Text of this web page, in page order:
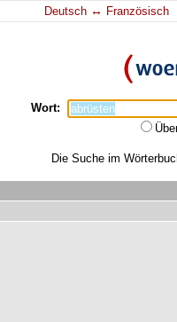
Deutsch ↔ Französisch
Wort:
Die Suche im